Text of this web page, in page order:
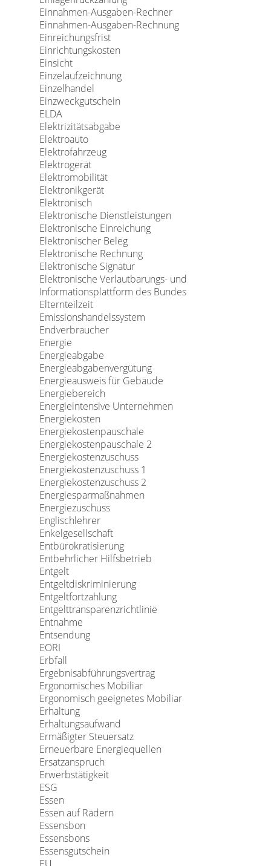
Einnahmen-Ausgaben-Rechner
Einnahmen-Ausgaben-Rechnung
Einreichungsfrist
Einrichtungskosten
Einsicht
Einzelaufzeichnung
Einzelhandel
Einzweckgutschein
ELDA
Elektrizitätsabgabe
Elektroauto
Elektrofahrzeug
Elektrogerät
Elektromobilität
Elektronikgerät
Elektronisch
Elektronische Dienstleistungen
Elektronische Einreichung
Elektronischer Beleg
Elektronische Rechnung
Elektronische Signatur
Elektronische Verlautbarungs- und
Informationsplattform des Bundes
Elternteilzeit
Emissionshandelssystem
Endverbraucher
Energie
Energieabgabe
Energieabgabenvergütung
Energieausweis für Gebäude
Energiebereich
Energieintensive Unternehmen
Energiekosten
Energiekostenpauschale
Energiekostenpauschale 2
Energiekostenzuschuss
Energiekostenzuschuss 1
Energiekostenzuschuss 2
Energiesparmaßnahmen
Energiezuschuss
Englischlehrer
Enkelgesellschaft
Entbürokratisierung
Entbehrlicher Hilfsbetrieb
Entgelt
Entgeltdiskriminierung
Entgeltfortzahlung
Entgelttransparenzrichtlinie
Entnahme
Entsendung
EORI
Erbfall
Ergebnisabführungsvertrag
Ergonomisches Mobiliar
Ergonomisch geeignetes Mobiliar
Erhaltung
Erhaltungsaufwand
Ermäßigter Steuersatz
Erneuerbare Energiequellen
Ersatzanspruch
Erwerbstätigkeit
ESG
Essen
Essen auf Rädern
Essensbon
Essensbons
Essensgutschein